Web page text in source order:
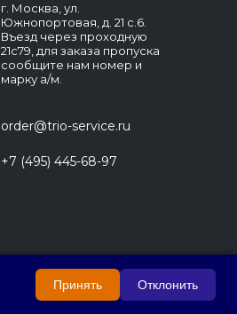
г. Москва, ул.
Южнопортовая, д. 21 с.6.
Въезд через проходную
21с79, для заказа пропуска
сообщите нам номер и
марку а/м.
order@trio-service.ru
+7 (495) 445-68-97
Принять Отклонить